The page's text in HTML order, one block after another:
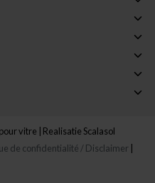
vitre | Realisatie Scalasol
de confidentialité / Disclaimer